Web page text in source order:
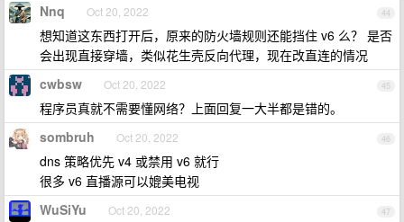
44
Nnq Oct 20, 2022
想知道这东西打开后，原来的防火墙规则还能挡住 v6 么？ 是否
会出现直接穿墙，类似花生壳反向代理，现在改直连的情况
45
cwbsw Oct 20, 2022
程序员真就不需要懂网络？上面回复一大半都是错的。
46
sombruh Oct 20, 2022
dns 策略优先 v4 或禁用 v6 就行
很多 v6 直播源可以媲美电视
47
WuSiYu Oct 20, 2022